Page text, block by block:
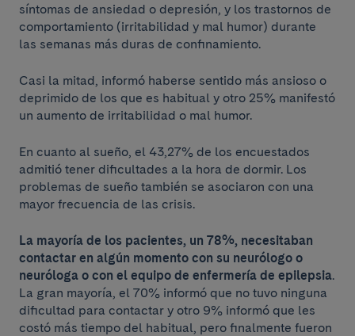
síntomas de ansiedad o depresión, y los trastornos de
comportamiento (irritabilidad y mal humor) durante
las semanas más duras de confinamiento.
Casi la mitad, informó haberse sentido más ansioso o
deprimido de los que es habitual y otro 25% manifestó
un aumento de irritabilidad o mal humor.
En cuanto al sueño, el 43,27% de los encuestados
admitió tener dificultades a la hora de dormir. Los
problemas de sueño también se asociaron con una
mayor frecuencia de las crisis.
La mayoría de los pacientes, un 78%, necesitaban
contactar en algún momento con su neurólogo o
neuróloga o con el equipo de enfermería de epilepsia.
La gran mayoría, el 70% informó que no tuvo ninguna
dificultad para contactar y otro 9% informó que les
costó más tiempo del habitual, pero finalmente fueron